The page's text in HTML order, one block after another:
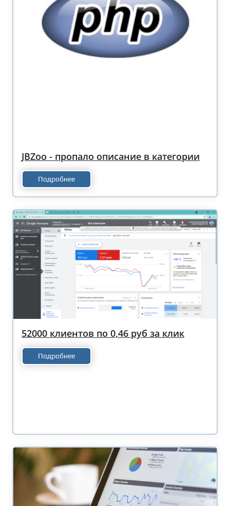
JBZoo - пропало описание в категории
Подробнее
52000 клиентов по 0,46 руб за клик
Подробнее